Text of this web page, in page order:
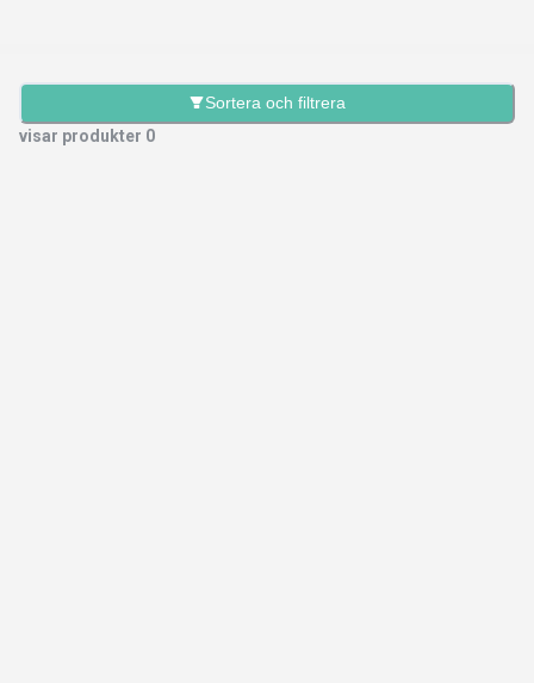
Sortera och filtrera
visar produkter 0